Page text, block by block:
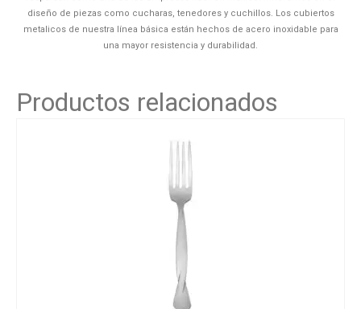
diseño de piezas como cucharas, tenedores y cuchillos. Los cubiertos
metalicos de nuestra línea básica están hechos de acero inoxidable para
una mayor resistencia y durabilidad.
Productos relacionados